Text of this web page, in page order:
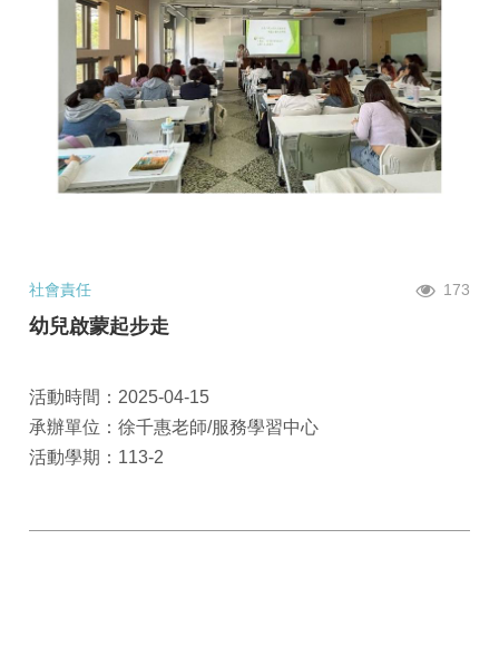
社會責任 173
幼兒啟蒙起步走
活動時間：2025-04-15
承辦單位：徐千惠老師/服務學習中心
活動學期：113-2